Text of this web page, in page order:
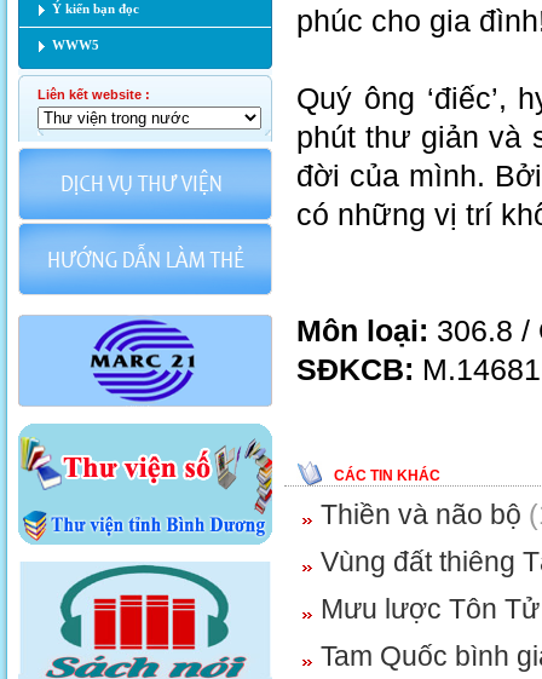
Ý kiến bạn đọc
WWW5
Liên kết website :
phúc cho gia
Quý ông ‘điếc’,
phút thư giản và
đời của mình.
có những vị trí
Môn loại: 306.8 /
SĐKCB:
CÁC TIN KHÁC
Thiền và não bộ
Vùng đất thiêng
Mưu lược Tôn
Tam Quốc bình